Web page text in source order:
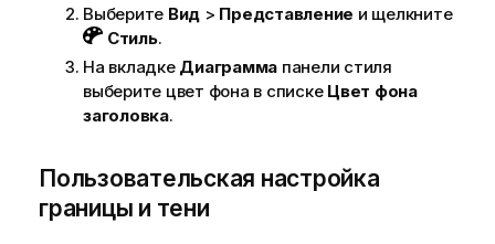
Выберите Вид > Представление и щелкните
Стиль.
На вкладке Диаграмма панели стиля
выберите цвет фона в списке Цвет фона
заголовка.
Пользовательская настройка
границы и тени